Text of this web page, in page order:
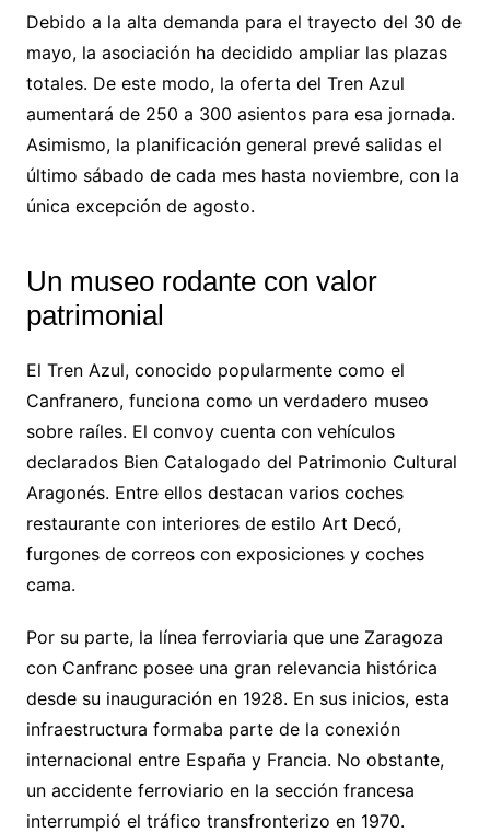
Debido a la alta demanda para el trayecto del 30 de
mayo, la asociación ha decidido ampliar las plazas
totales. De este modo, la oferta del Tren Azul
aumentará de 250 a 300 asientos para esa jornada.
Asimismo, la planificación general prevé salidas el
último sábado de cada mes hasta noviembre, con la
única excepción de agosto.
Un museo rodante con valor
patrimonial
El Tren Azul, conocido popularmente como el
Canfranero, funciona como un verdadero museo
sobre raíles. El convoy cuenta con vehículos
declarados Bien Catalogado del Patrimonio Cultural
Aragonés. Entre ellos destacan varios coches
restaurante con interiores de estilo Art Decó,
furgones de correos con exposiciones y coches
cama.
Por su parte, la línea ferroviaria que une Zaragoza
con Canfranc posee una gran relevancia histórica
desde su inauguración en 1928. En sus inicios, esta
infraestructura formaba parte de la conexión
internacional entre España y Francia. No obstante,
un accidente ferroviario en la sección francesa
interrumpió el tráfico transfronterizo en 1970.